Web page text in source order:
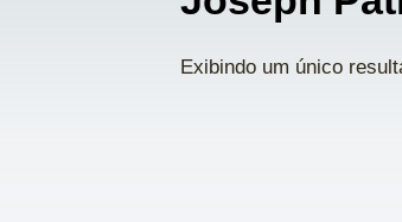
Exibindo um único